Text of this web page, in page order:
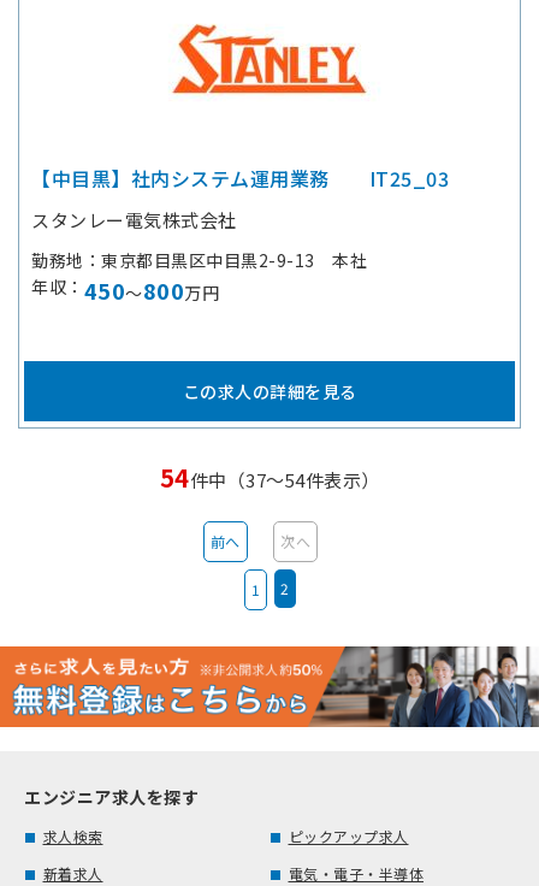
【中目黒】社内システム運用業務 IT25_03
スタンレー電気株式会社
勤務地
東京都目黒区中目黒2-9-13 本社
年収
450～800万円
この求人の詳細を見る
54件中（37～54件表示）
前へ
1 2
次へ
エンジニア求人を探す
求人検索
ピックアップ求人
新着求人
電気・電子・半導体